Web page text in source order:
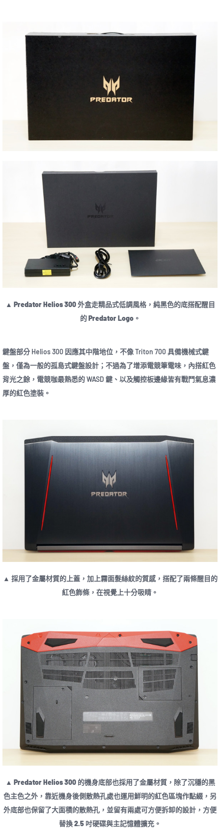
▲ Predator Helios 300 外盒走精品式低調風格，純黑色的底搭配醒目
的 Predator Logo。
鍵盤部分 Helios 300 因應其中階地位，不像 Triton 700 具備機械式鍵
盤，僅為一般的孤島式鍵盤設計；不過為了增添電競筆電味，內搭紅色
背光之餘，電競咖最熟悉的 WASD 鍵、以及觸控板邊緣皆有戰鬥氣息濃
厚的紅色塗裝。
▲ 採用了金屬材質的上蓋，加上霧面髮絲紋的質感，搭配了兩條醒目的
紅色飾條，在視覺上十分吸睛。
▲ Predator Helios 300 的機身底部也採用了金屬材質，除了沉穩的黑
色主色之外，靠近機身後側散熱孔處也運用鮮明的紅色區塊作點綴，另
外底部也保留了大面積的散熱孔，並留有兩處可方便拆卸的設計，方便
替換 2.5 吋硬碟與主記憶體擴充。